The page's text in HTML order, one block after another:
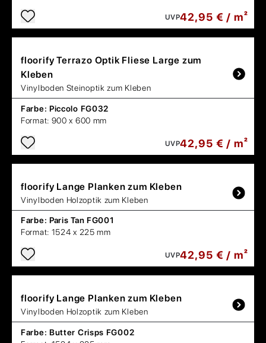
UVP42,95 € / m²
floorify Terrazo Optik Fliese Large zum
Kleben
Vinylboden Steinoptik zum Kleben
Farbe: Piccolo FG032
Format: 900 x 600 mm
UVP42,95 € / m²
floorify Lange Planken zum Kleben
Vinylboden Holzoptik zum Kleben
Farbe: Paris Tan FG001
Format: 1524 x 225 mm
UVP42,95 € / m²
floorify Lange Planken zum Kleben
Vinylboden Holzoptik zum Kleben
Farbe: Butter Crisps FG002